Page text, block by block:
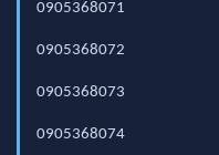
0905368071
0905368072
0905368073
0905368074